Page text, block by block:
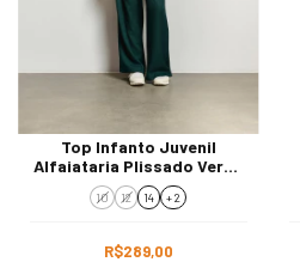
Top Infanto Juvenil
Alfaiataria Plissado Verde
Menina R5699
10 12 14 + 2
R$289,00